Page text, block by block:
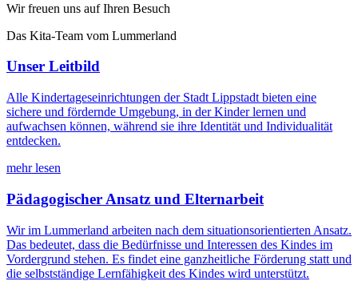
Wir freuen uns auf Ihren Besuch
Das Kita-Team vom Lummerland
Unser Leitbild
Alle Kindertageseinrichtungen der Stadt Lippstadt bieten eine
sichere und fördernde Umgebung, in der Kinder lernen und
aufwachsen können, während sie ihre Identität und Individualität
entdecken.
mehr lesen
Pädagogischer Ansatz und Elternarbeit
Wir im Lummerland arbeiten nach dem situationsorientierten Ansatz.
Das bedeutet, dass die Bedürfnisse und Interessen des Kindes im
Vordergrund stehen. Es findet eine ganzheitliche Förderung statt und
die selbstständige Lernfähigkeit des Kindes wird unterstützt.